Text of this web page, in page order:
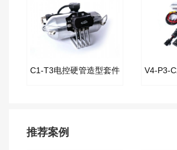
C1-T3电控硬管造型套件
推荐案例